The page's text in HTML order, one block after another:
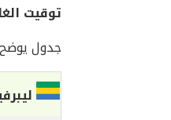
توقيت
جدول يوضح